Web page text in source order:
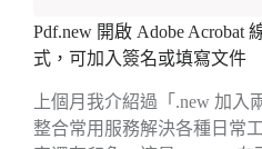
Pdf.new 開啟 Adobe Acrobat
式，可加入簽名或填寫文件
上個月我介紹過「.new 加入
整合常用服務解決各種日常